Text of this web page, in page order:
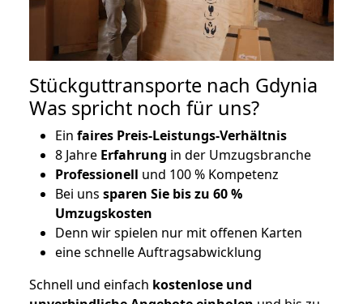
Stückguttransporte nach Gdynia
Was spricht noch für uns?
Ein faires Preis-Leistungs-Verhältnis
8 Jahre Erfahrung in der Umzugsbranche
Professionell und 100 % Kompetenz
Bei uns sparen Sie bis zu 60 %
Umzugskosten
Denn wir spielen nur mit offenen Karten
eine schnelle Auftragsabwicklung
Schnell und einfach kostenlose und